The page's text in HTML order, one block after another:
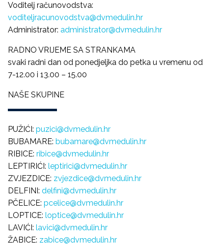
Voditelj računovodstva:
voditeljracunovodstva@dvmedulin.hr
Administrator: administrator@dvmedulin.hr
RADNO VRIJEME SA STRANKAMA
svaki radni dan od ponedjeljka do petka u vremenu od
7-12.00 i 13.00 – 15.00
NAŠE SKUPINE
PUŽIĆI: puzici@dvmedulin.hr
BUBAMARE: bubamare@dvmedulin.hr
RIBICE: ribice@dvmedulin.hr
LEPTIRIĆI: leptirici@dvmedulin.hr
ZVJEZDICE: zvjezdice@dvmedulin.hr
DELFINI: delfini@dvmedulin.hr
PČELICE: pcelice@dvmedulin.hr
LOPTICE: loptice@dvmedulin.hr
LAVIĆI: lavici@dvmedulin.hr
ŽABICE: zabice@dvmedulin.hr